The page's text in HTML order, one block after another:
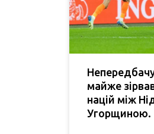
майже
націй між
Угорщиною.